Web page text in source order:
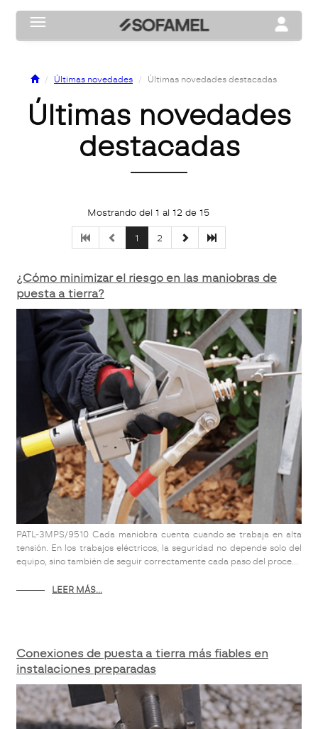
Toggle navigation Toggle
Últimas novedades Últimas novedades destacadas
Últimas novedades
destacadas
Mostrando del 1 al 12 de 15
1 2
¿Cómo minimizar el riesgo en las maniobras de
puesta a tierra?
PATL-3MPS/9510 Cada maniobra cuenta cuando se trabaja en alta
tensión. En los trabajos eléctricos, la seguridad no depende solo del
equipo, sino también de seguir correctamente cada paso del proce...
LEER MÁS...
Conexiones de puesta a tierra más fiables en
instalaciones preparadas